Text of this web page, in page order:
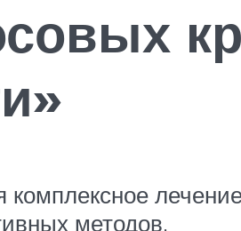
методов.